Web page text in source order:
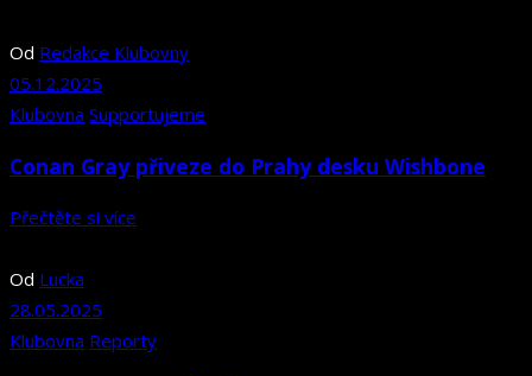
Od Redakce Klubovny
05.12.2025
Klubovna Supportujeme
Conan Gray přiveze do Prahy desku Wishbone
Přečtěte si více
Od Lucka
28.05.2025
Klubovna Reporty